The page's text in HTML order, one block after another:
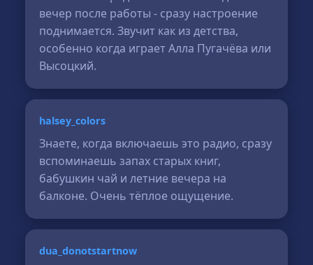
вечер после работы - сразу настроение
поднимается. Звучит как из детства,
особенно когда играет Алла Пугачёва или
Высоцкий.
halsey_colors
Знаете, когда включаешь это радио, сразу
вспоминаешь запах старых книг,
бабушкин чай и летние вечера на
балконе. Очень тёплое ощущение.
dua_donotstartnow